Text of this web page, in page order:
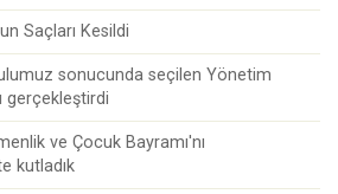
Saçları Kesildi
sonucunda seçilen Yönetim
gerçekleştirdi
ve Çocuk Bayramı'nı
kutladık